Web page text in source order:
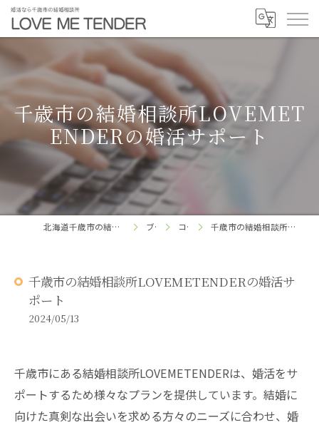
千歳市の結婚相談所LOVEMET
ENDERの婚活サポート
北海道千歳市の結婚相談所ならLOVE ME TENDER ブログ コラム 千歳市の結婚相談所LOVEMETENDERの婚活サポート
千歳市の結婚相談所LOVEMETENDERの婚活サ
ポート
2024/05/13
千歳市にある結婚相談所LOVEMETENDERは、婚活をサ
ポートするため様々なプランを提供しています。結婚に
向けた真剣な出会いを求める方々のニーズに合わせ、婚